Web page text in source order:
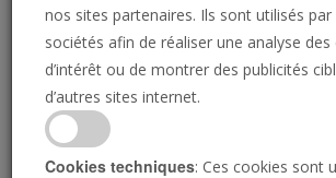
P
nos sites partenaires. Ils sont utilisés par
sociétés afin de réaliser une analyse des
d’intérêt ou de montrer des publicités
d’autres sites internet.
Cookies techniques: Ces cookies sont